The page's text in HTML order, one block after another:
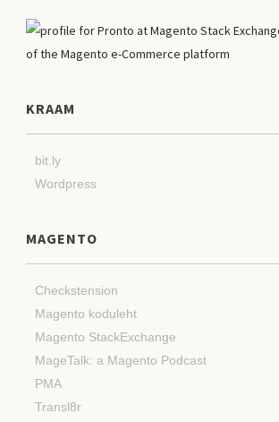
KRAAM
bit.ly
Wordpress
MAGENTO
Checkstension
Magento koduleht
Magento StackExchange
MageTalk: a Magento Podcast
PMA
Transl8r